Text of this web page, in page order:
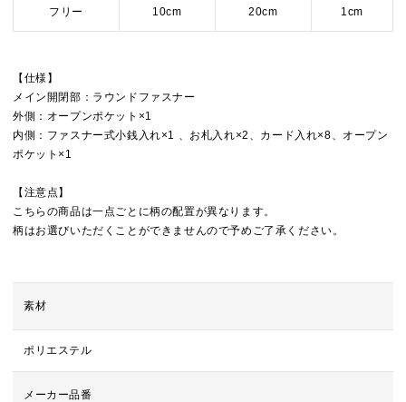
フリー 10cm 20cm 1cm
【仕様】
メイン開閉部：ラウンドファスナー
外側：オープンポケット×1
内側：ファスナー式小銭入れ×1 、お札入れ×2、カード入れ×8、オープン
ポケット×1
【注意点】
こちらの商品は一点ごとに柄の配置が異なります。
柄はお選びいただくことができませんので予めご了承ください。
素材
ポリエステル
メーカー品番